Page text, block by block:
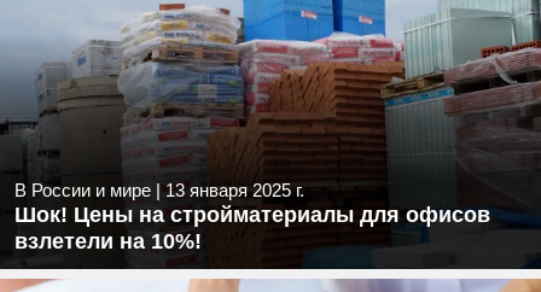
В России и мире |13 января 2025 г.
Шок! Цены на стройматериалы для офисов
взлетели на 10%!